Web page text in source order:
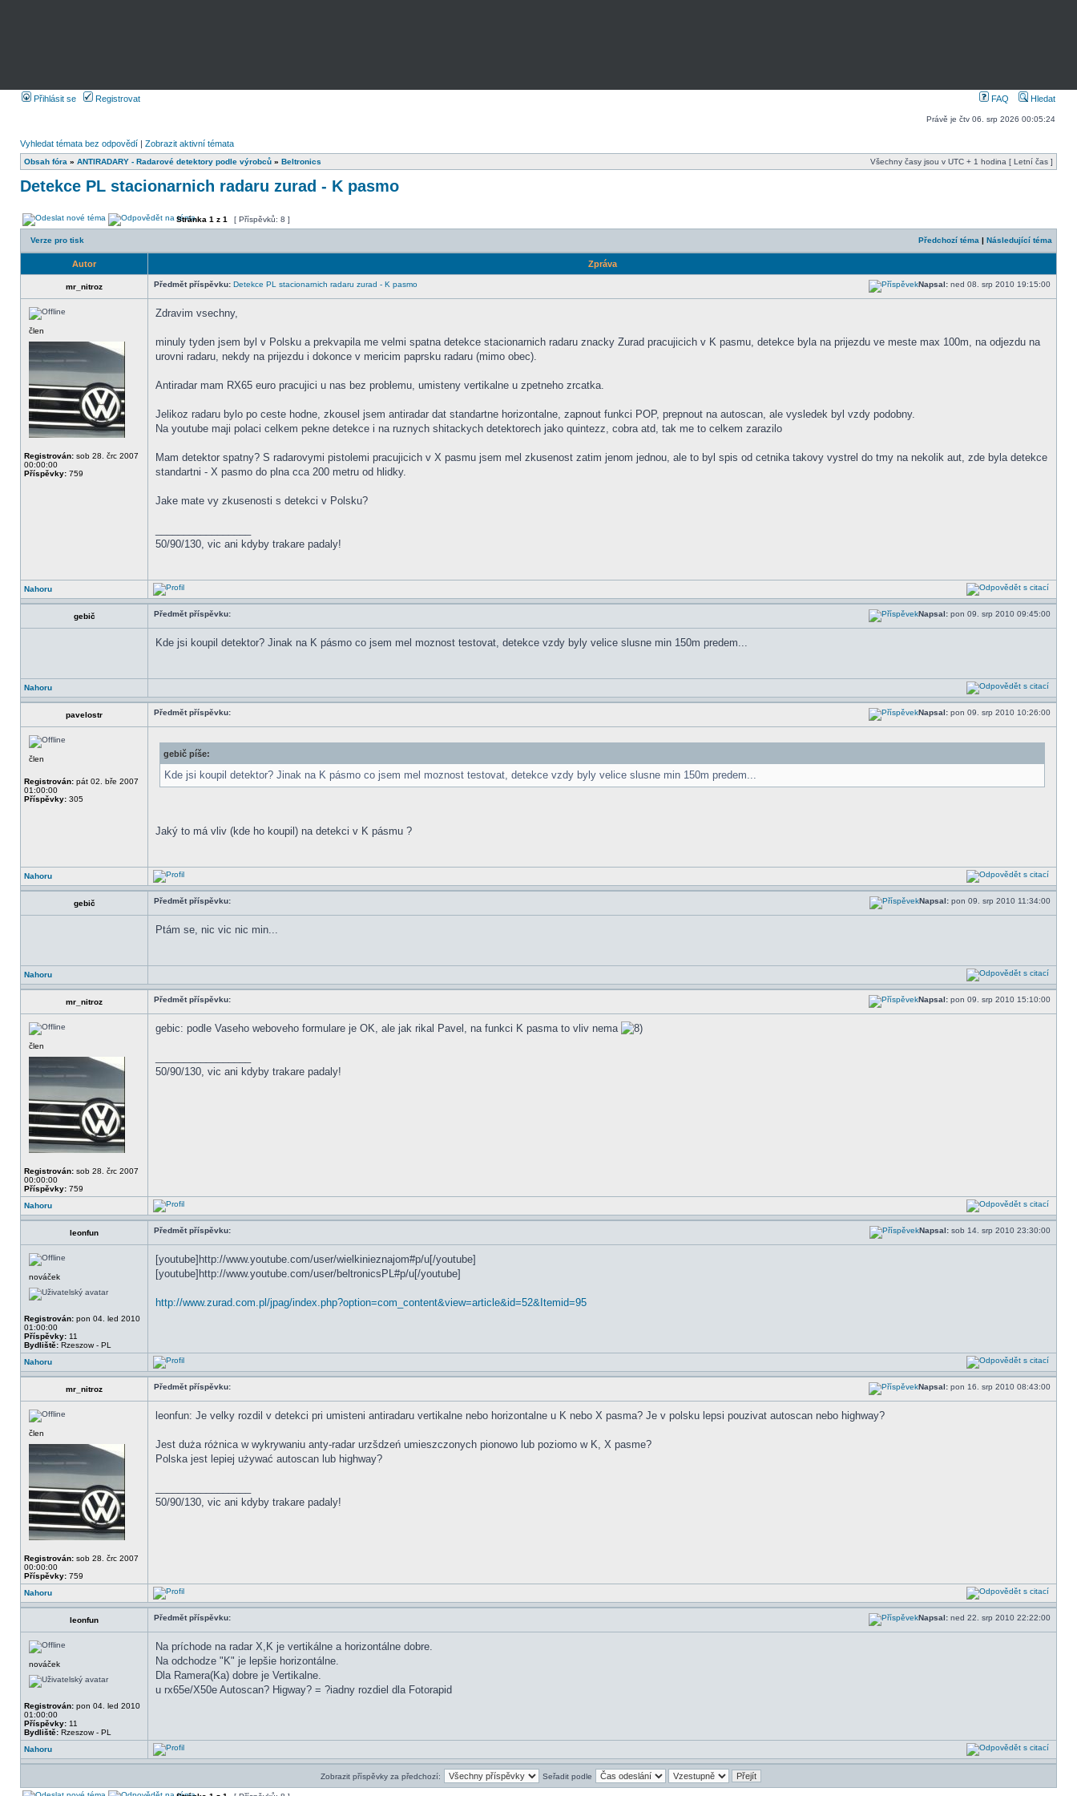
Přihlásit se Registrovat FAQ Hledat
Právě je čtv 06. srp 2026 00:05:24
Vyhledat témata bez odpovědí | Zobrazit aktivní témata
Obsah fóra » ANTIRADARY - Radarové detektory podle výrobců » Beltronics Všechny časy jsou v UTC + 1 hodina [ Letní čas ]
Detekce PL stacionarnich radaru zurad - K pasmo
Stránka 1 z 1 [ Příspěvků: 8 ]
Verze pro tisk Předchozí téma | Následující téma
Autor Zpráva
mr_nitroz Předmět příspěvku: Detekce PL stacionarnich radaru zurad - K pasmo Napsal: ned 08. srp 2010 19:15:00
člen
Registrován: sob 28. črc 2007
00:00:00
Příspěvky: 759
Zdravim vsechny,
minuly tyden jsem byl v Polsku a prekvapila me velmi spatna detekce stacionarnich radaru znacky Zurad pracujicich v K pasmu, detekce byla na prijezdu ve meste max 100m, na odjezdu na
urovni radaru, nekdy na prijezdu i dokonce v mericim paprsku radaru (mimo obec).
Antiradar mam RX65 euro pracujici u nas bez problemu, umisteny vertikalne u zpetneho zrcatka.
Jelikoz radaru bylo po ceste hodne, zkousel jsem antiradar dat standartne horizontalne, zapnout funkci POP, prepnout na autoscan, ale vysledek byl vzdy podobny.
Na youtube maji polaci celkem pekne detekce i na ruznych shitackych detektorech jako quintezz, cobra atd, tak me to celkem zarazilo
Mam detektor spatny? S radarovymi pistolemi pracujicich v X pasmu jsem mel zkusenost zatim jenom jednou, ale to byl spis od cetnika takovy vystrel do tmy na nekolik aut, zde byla detekce
standartni - X pasmo do plna cca 200 metru od hlidky.
Jake mate vy zkusenosti s detekci v Polsku?
50/90/130, vic ani kdyby trakare padaly!
Nahoru
gebič Předmět příspěvku: Napsal: pon 09. srp 2010 09:45:00
Kde jsi koupil detektor? Jinak na K pásmo co jsem mel moznost testovat, detekce vzdy byly velice slusne min 150m predem...
Nahoru
pavelostr Předmět příspěvku: Napsal: pon 09. srp 2010 10:26:00
člen
Registrován: pát 02. bře 2007
01:00:00
Příspěvky: 305
gebič píše:
Kde jsi koupil detektor? Jinak na K pásmo co jsem mel moznost testovat, detekce vzdy byly velice slusne min 150m predem...
Jaký to má vliv (kde ho koupil) na detekci v K pásmu ?
Nahoru
gebič Předmět příspěvku: Napsal: pon 09. srp 2010 11:34:00
Ptám se, nic vic nic min...
Nahoru
mr_nitroz Předmět příspěvku: Napsal: pon 09. srp 2010 15:10:00
člen
Registrován: sob 28. črc 2007
00:00:00
Příspěvky: 759
gebic: podle Vaseho weboveho formulare je OK, ale jak rikal Pavel, na funkci K pasma to vliv nema
50/90/130, vic ani kdyby trakare padaly!
Nahoru
leonfun Předmět příspěvku: Napsal: sob 14. srp 2010 23:30:00
nováček
Registrován: pon 04. led 2010
01:00:00
Příspěvky: 11
Bydliště: Rzeszow - PL
[youtube]http://www.youtube.com/user/wielkinieznajom#p/u[/youtube]
[youtube]http://www.youtube.com/user/beltronicsPL#p/u[/youtube]
http://www.zurad.com.pl/jpag/index.php?option=com_content&view=article&id=52&Itemid=95
Nahoru
mr_nitroz Předmět příspěvku: Napsal: pon 16. srp 2010 08:43:00
člen
Registrován: sob 28. črc 2007
00:00:00
Příspěvky: 759
leonfun: Je velky rozdil v detekci pri umisteni antiradaru vertikalne nebo horizontalne u K nebo X pasma? Je v polsku lepsi pouzivat autoscan nebo highway?
Jest duża różnica w wykrywaniu anty-radar urzšdzeń umieszczonych pionowo lub poziomo w K, X pasme?
Polska jest lepiej używać autoscan lub highway?
50/90/130, vic ani kdyby trakare padaly!
Nahoru
leonfun Předmět příspěvku: Napsal: ned 22. srp 2010 22:22:00
nováček
Registrován: pon 04. led 2010
01:00:00
Příspěvky: 11
Bydliště: Rzeszow - PL
Na príchode na radar X,K je vertikálne a horizontálne dobre.
Na odchodze "K" je lepšie horizontálne.
Dla Ramera(Ka) dobre je Vertikalne.
u rx65e/X50e Autoscan? Higway? = ?iadny rozdiel dla Fotorapid
Nahoru
Zobrazit příspěvky za předchozí: Seřadit podle